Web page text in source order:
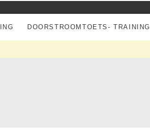
DOORSTROOMTOETS- TRAINING